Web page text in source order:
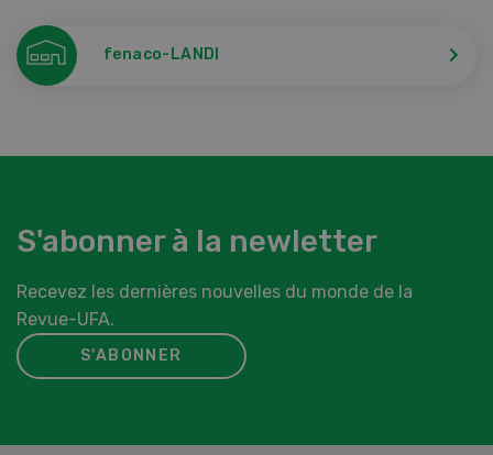
fenaco-LANDI
S'abonner à la newletter
Recevez les dernières nouvelles du monde de la
Revue-UFA.
S'ABONNER